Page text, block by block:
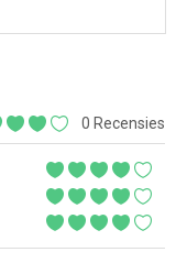
0 Recensies